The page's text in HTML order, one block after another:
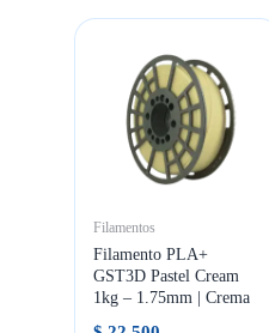
Filamentos
Filamento PLA+
GST3D Pastel Cream
1kg – 1.75mm | Crema